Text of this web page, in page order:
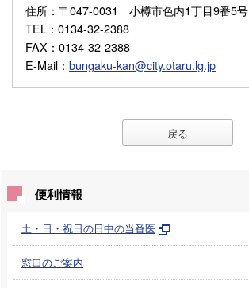
住所 ：〒047-0031 小樽市色内1丁目9番5号
TEL ：0134-32-2388
FAX ：0134-32-2388
E-Mail ： bungaku-kan@city.otaru.lg.jp
戻る
便利情報
土・日・祝日の日中の当番医
窓口のご案内